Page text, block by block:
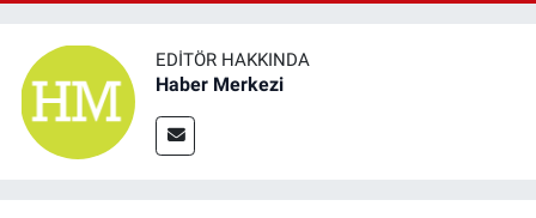
EDITÖR HAKKINDA
Haber Merkezi